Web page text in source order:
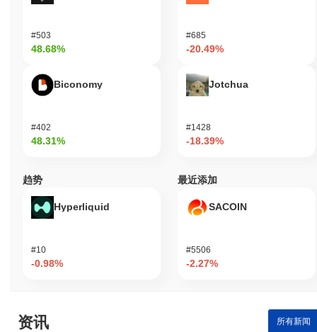
#503
48.68%
Biconomy
#402
48.31%
#685
-20.49%
Jotchua
#1428
-18.39%
趋势
Hyperliquid
#10
-0.98%
最近添加
SACOIN
#5506
-2.27%
资讯 所有新闻